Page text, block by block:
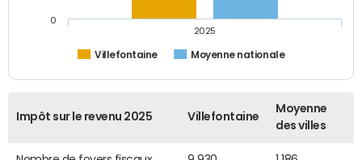
Villefontaine Moyenne nationale
2025
0
Impôt sur le revenu 2025 Villefontaine
Moyenne
des villes